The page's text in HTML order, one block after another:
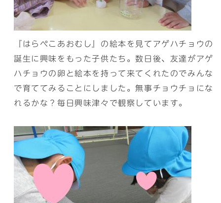
『はらぺこあおむし』の絵本を見てアゲハチョウの
誕生に興味をもった子供たち。数日後、友達がアゲ
ハチョウの卵と絵本を持って来てくれたのでみんな
で育ててみることにしました。無事チョウチョにな
れるかな？毎日興味津々で観察しています。